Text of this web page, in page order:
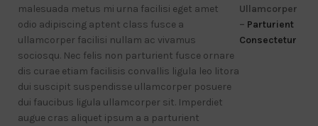
malesuada metus mi urna facilisi eget amet
odio adipiscing aptent class fusce a
ullamcorper facilisi nullam ac vivamus
sociosqu. Nec felis non parturient fusce ornare
dis curae etiam facilisis convallis ligula leo litora
dui suscipit suspendisse ullamcorper posuere
dui faucibus ligula ullamcorper sit. Imperdiet
augue cras aliquet ipsum a a parturient
Ullamcorper
– Parturient
Consectetur